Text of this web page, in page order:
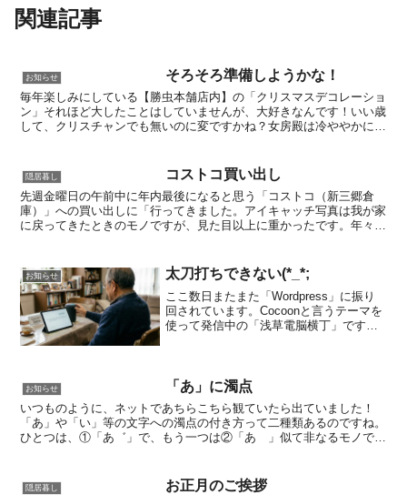
関連記事
お知らせ そろそろ準備しようかな！
毎年楽しみにしている【勝虫本舗店内】の「クリスマスデコレーショ
ン」それほど大したことはしていませんが、大好きなんです！いい歳
して、クリスチャンでも無いのに変ですかね？女房殿は冷ややかに見
隠居暮し コストコ買い出し
先週金曜日の午前中に年内最後になると思う「コストコ（新三郷倉
庫）」への買い出しに「行ってきました。アイキャッチ写真は我が家
に戻ってきたときのモノですが、見た目以上に重かったです。年々、
お知らせ 太刀打ちできない(*_*;
ここ数日またまた「Wordpress」に振り
回されています。Cocoonと言うテーマを
使って発信中の「浅草電脳横丁」です
単純作業だと...
お知らせ 「あ」に濁点
いつものように、ネットであちらこちら観ていたら出ていました！
「あ」や「い」等の文字への濁点の付き方って二種類あるのですね。
ひとつは、①「あ゛」で、もう一つは②「あ゙」似て非なるモノです
隠居暮し お正月のご挨拶